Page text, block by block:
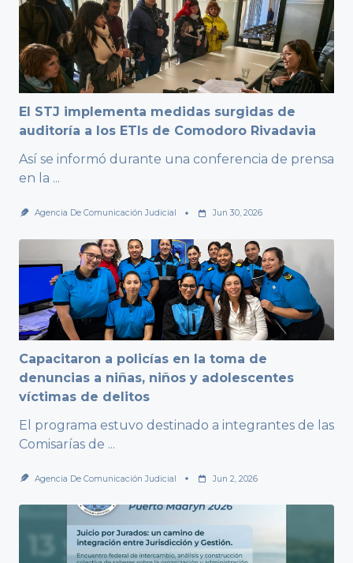
El STJ implementa medidas surgidas de
auditoría a los ETIs de Comodoro Rivadavia
Así se informó durante una conferencia de prensa
en la ...
Agencia De Comunicación Judicial Jun 30, 2026
Capacitaron a policías en la toma de
denuncias a niñas, niños y adolescentes
víctimas de delitos
El programa estuvo destinado a integrantes de las
Comisarías de ...
Agencia De Comunicación Judicial Jun 2, 2026